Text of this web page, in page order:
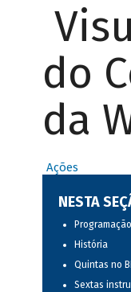
do
da
Ações
NESTA
Programação
História
Quintas no
Sextas